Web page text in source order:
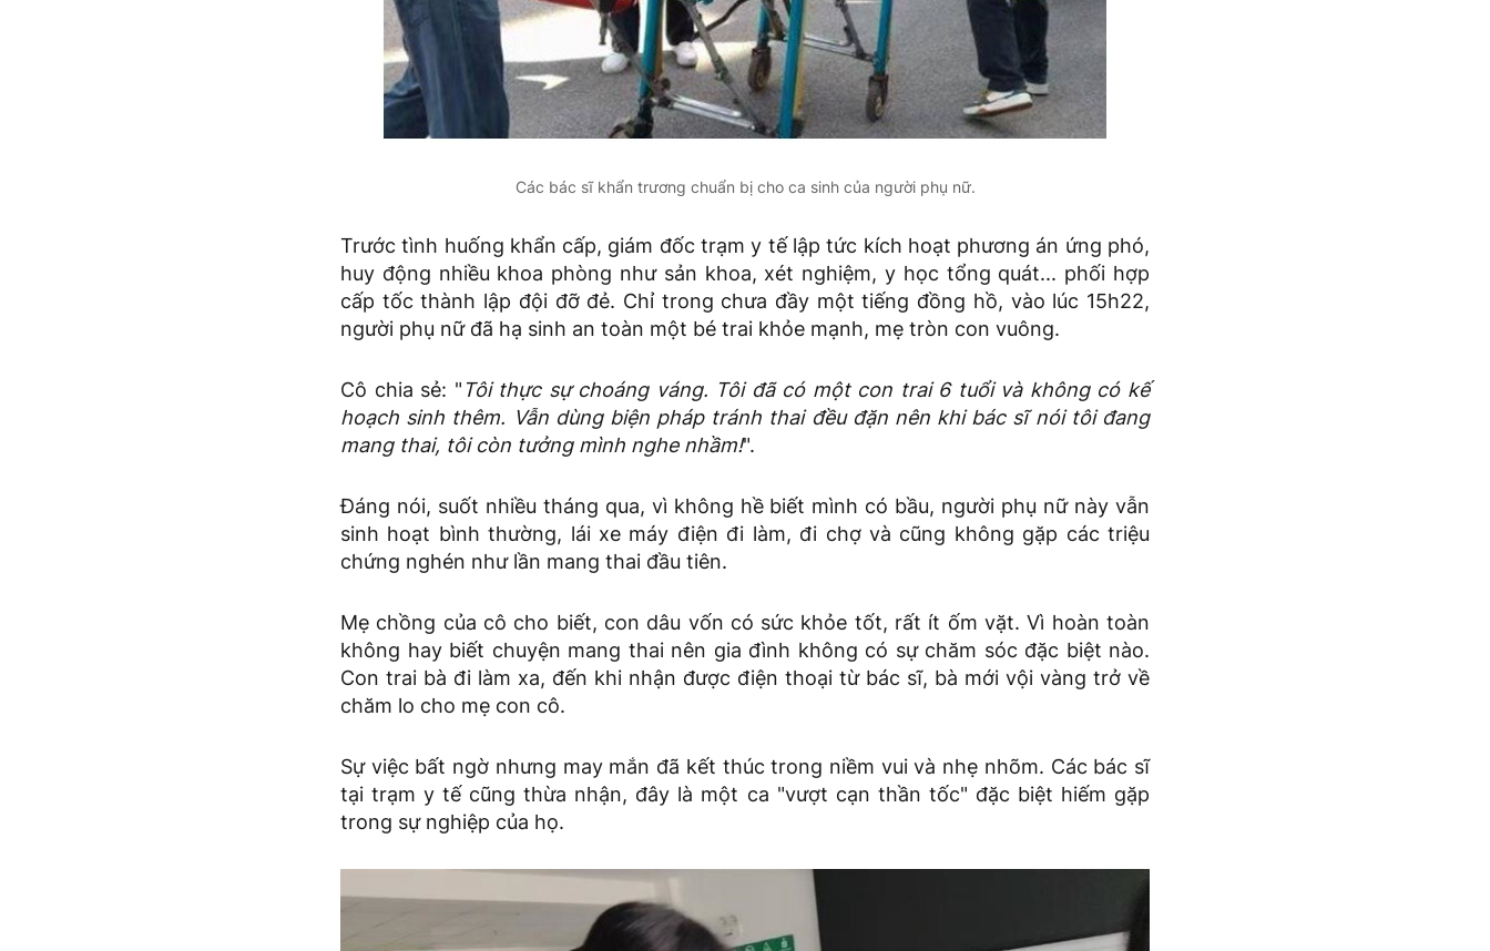
Các bác sĩ khẩn trương chuẩn bị cho ca sinh của người phụ nữ.
Trước tình huống khẩn cấp, giám đốc trạm y tế lập tức kích hoạt phương án ứng phó,
huy động nhiều khoa phòng như sản khoa, xét nghiệm, y học tổng quát... phối hợp
cấp tốc thành lập đội đỡ đẻ. Chỉ trong chưa đầy một tiếng đồng hồ, vào lúc 15h22,
người phụ nữ đã hạ sinh an toàn một bé trai khỏe mạnh, mẹ tròn con vuông.
Cô chia sẻ: " Tôi thực sự choáng váng. Tôi đã có một con trai 6 tuổi và không có kế
hoạch sinh thêm. Vẫn dùng biện pháp tránh thai đều đặn nên khi bác sĩ nói tôi đang
mang thai, tôi còn tưởng mình nghe nhầm!".
Đáng nói, suốt nhiều tháng qua, vì không hề biết mình có bầu, người phụ nữ này vẫn
sinh hoạt bình thường, lái xe máy điện đi làm, đi chợ và cũng không gặp các triệu
chứng nghén như lần mang thai đầu tiên.
Mẹ chồng của cô cho biết, con dâu vốn có sức khỏe tốt, rất ít ốm vặt. Vì hoàn toàn
không hay biết chuyện mang thai nên gia đình không có sự chăm sóc đặc biệt nào.
Con trai bà đi làm xa, đến khi nhận được điện thoại từ bác sĩ, bà mới vội vàng trở về
chăm lo cho mẹ con cô.
Sự việc bất ngờ nhưng may mắn đã kết thúc trong niềm vui và nhẹ nhõm. Các bác sĩ
tại trạm y tế cũng thừa nhận, đây là một ca "vượt cạn thần tốc" đặc biệt hiếm gặp
trong sự nghiệp của họ.